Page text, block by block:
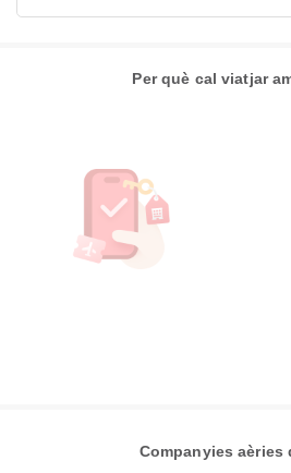
Per què cal viatjar
Companyies aèries